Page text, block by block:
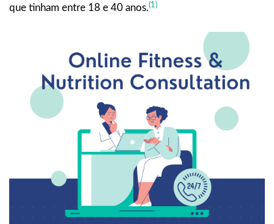
que tinham entre 18 e 40 anos.(1)